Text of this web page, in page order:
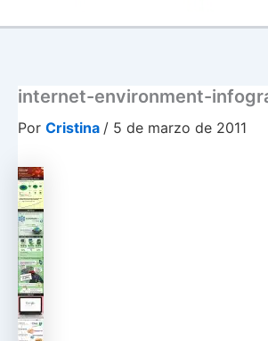
internet-environment-
Por Cristina / 5 de marzo de 2011